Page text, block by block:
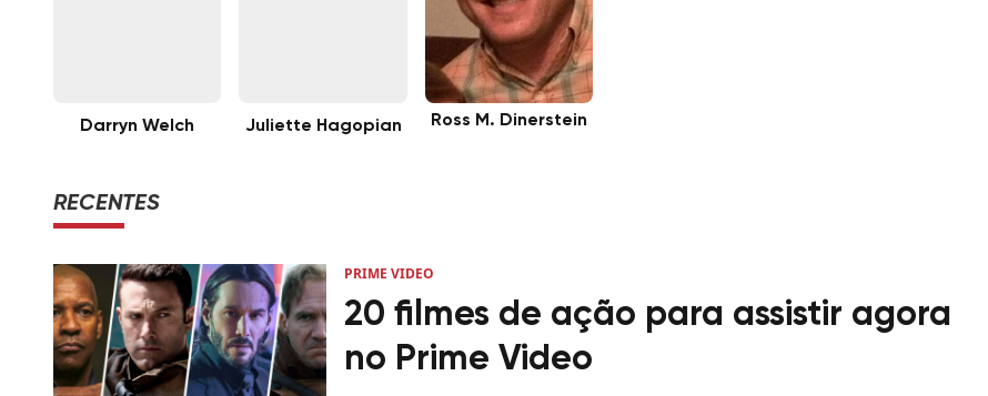
Darryn Welch Juliette Hagopian Ross M. Dinerstein
RECENTES
PRIME VIDEO
20 filmes de ação para assistir agora
no Prime Video